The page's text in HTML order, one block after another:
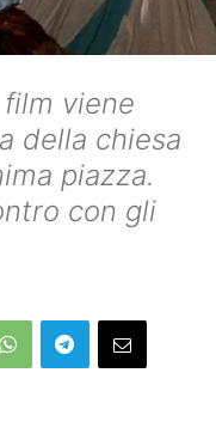
film viene
della chiesa
piazza.
con gli